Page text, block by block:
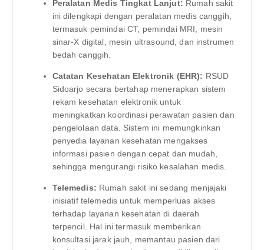
Peralatan Medis Tingkat Lanjut: Rumah sakit
ini dilengkapi dengan peralatan medis canggih,
termasuk pemindai CT, pemindai MRI, mesin
sinar-X digital, mesin ultrasound, dan instrumen
bedah canggih.
Catatan Kesehatan Elektronik (EHR): RSUD
Sidoarjo secara bertahap menerapkan sistem
rekam kesehatan elektronik untuk
meningkatkan koordinasi perawatan pasien dan
pengelolaan data. Sistem ini memungkinkan
penyedia layanan kesehatan mengakses
informasi pasien dengan cepat dan mudah,
sehingga mengurangi risiko kesalahan medis.
Telemedis: Rumah sakit ini sedang menjajaki
inisiatif telemedis untuk memperluas akses
terhadap layanan kesehatan di daerah
terpencil. Hal ini termasuk memberikan
konsultasi jarak jauh, memantau pasien dari